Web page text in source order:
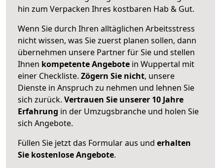
hin zum Verpacken Ihres kostbaren Hab & Gut.
Wenn Sie durch Ihren alltäglichen Arbeitsstress
nicht wissen, was Sie zuerst planen sollen, dann
übernehmen unsere Partner für Sie und stellen
Ihnen kompetente Angebote in Wuppertal mit
einer Checkliste. Zögern Sie nicht, unsere
Dienste in Anspruch zu nehmen und lehnen Sie
sich zurück. Vertrauen Sie unserer 10 Jahre
Erfahrung in der Umzugsbranche und holen Sie
sich Angebote.
Füllen Sie jetzt das Formular aus und erhalten
Sie kostenlose Angebote.